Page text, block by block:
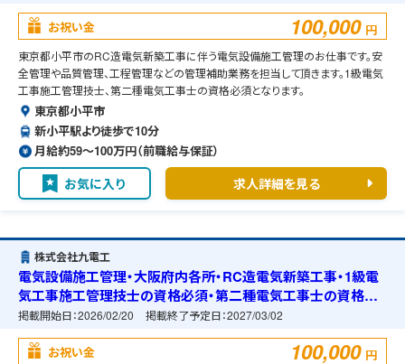
お祝い金 100,000 円
東京都小平市のRC造電気新築工事に伴う電気設備施工管理のお仕事です。安
全管理や品質管理、工程管理などの管理補助業務を担当して頂きます。1級電気
工事施工管理技士、第二種電気工事士の資格必須となります。
東京都小平市
新小平駅より徒歩で10分
月給約59〜100万円（前職給与保証）
お気に入り 求人詳細を見る
株式会社九電工
電気設備施工管理・大阪府内各所・RC造電気新築工事・1級電
気工事施工管理技士の資格必須・第二種電気工事士の資格必
須・宿舎の準備可能
掲載開始日：2026/02/20 掲載終了予定日：2027/03/02
お祝い金 100,000 円